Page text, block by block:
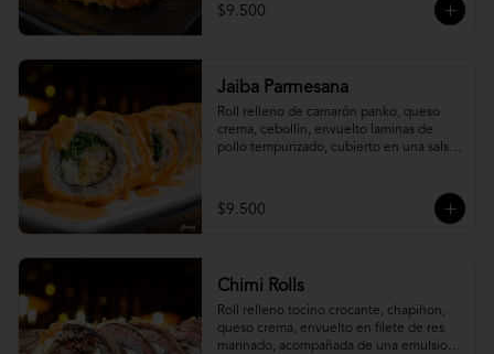
$9.500
Jaiba Parmesana
Roll relleno de camarón panko, queso
crema, cebollín, envuelto laminas de
pollo tempurizado, cubierto en una salsa
$9.500
Chimi Rolls
Roll relleno tocino crocante, chapiñon,
queso crema, envuelto en filete de res
marinado, acompañada de una emulsion